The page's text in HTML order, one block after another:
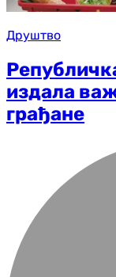
Друштво
издала
грађане